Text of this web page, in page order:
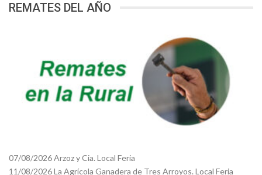
REMATES DEL AÑO
07/08/2026 Arzoz y Cia. Local Feria
11/08/2026 La Agrícola Ganadera de Tres Arroyos. Local Feria